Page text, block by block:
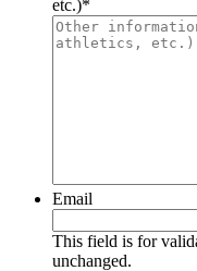
etc.)*
Email
This field is for
unchanged.